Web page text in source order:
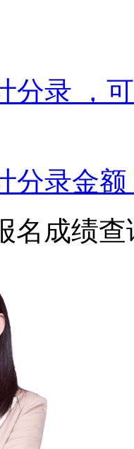
分录 ，
分录金
名 成绩查